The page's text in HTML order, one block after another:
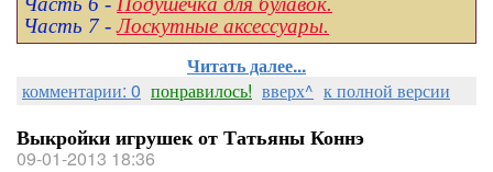
Часть 7 -Лоскутные аксессуары.
Читать далее...
комментарии: 0 понравилось! вверх^ к полной версии
Выкройки игрушек от Татьяны Коннэ
09-01-2013 18:36